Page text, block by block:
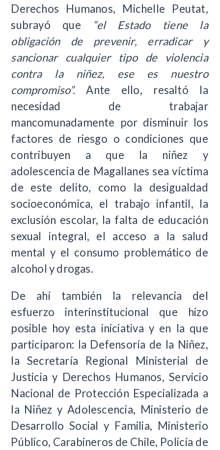
Derechos Humanos, Michelle Peutat,
subrayó que
“el Estado tiene la
obligación de prevenir, erradicar y
sancionar cualquier tipo de violencia
contra la niñez, ese es nuestro
compromiso”.Ante ello, resaltó la
necesidad de trabajar
mancomunadamente por disminuir los
factores de riesgo o condiciones que
contribuyen a que la niñez y
adolescencia de Magallanes sea víctima
de este delito, como la desigualdad
socioeconómica, el trabajo infantil, la
exclusión escolar, la falta de educación
sexual integral, el acceso a la salud
mental y el consumo problemático de
alcohol y drogas.
De ahí también la relevancia del
esfuerzo interinstitucional que hizo
posible hoy esta iniciativa y en la que
participaron: la Defensoría de la Niñez,
la Secretaría Regional Ministerial de
Justicia y Derechos Humanos, Servicio
Nacional de Protección Especializada a
la Niñez y Adolescencia, Ministerio de
Desarrollo Social y Familia, Ministerio
Público, Carabineros de Chile, Policía de